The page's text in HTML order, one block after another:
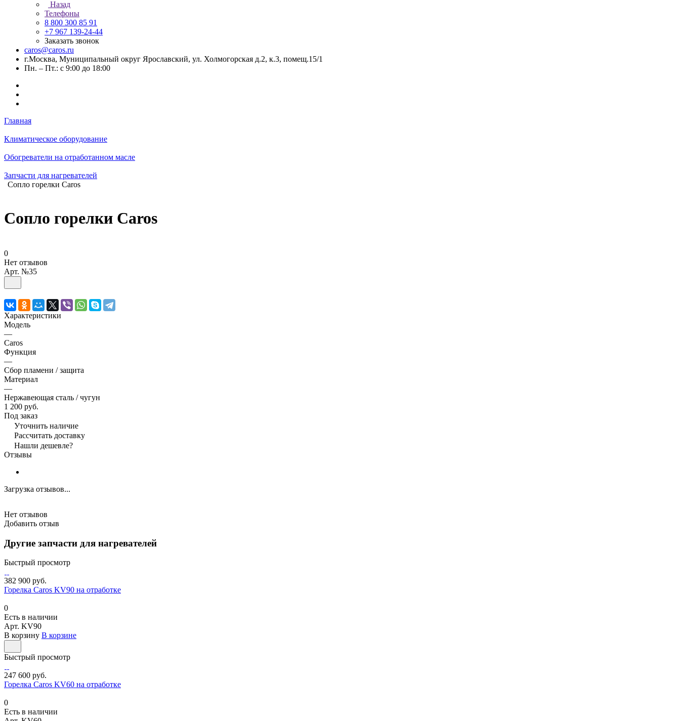
Назад
Телефоны
8 800 300 85 91
+7 967 139-24-44
Заказать звонок
caros@caros.ru
г.Москва, Муниципальный округ Ярославский, ул. Холмогорская д.2, к.3, помещ.15/1
Пн. – Пт.: с 9:00 до 18:00
Главная
Климатическое оборудование
Обогреватели на отработанном масле
Запчасти для нагревателей
Сопло горелки Caros
Сопло горелки Caros
0
Нет отзывов
Арт. №35
Характеристики
Модель
—
Caros
Функция
—
Сбор пламени / защита
Материал
—
Нержавеющая сталь / чугун
1 200 руб.
Под заказ
Уточнить наличие
Рассчитать доставку
Нашли дешевле?
Отзывы
Загрузка отзывов...
Нет отзывов
Добавить отзыв
Другие запчасти для нагревателей
Быстрый просмотр
382 900 руб.
Горелка Caros KV90 на отработке
0
Есть в наличии
Арт. KV90
В корзину В корзине
Быстрый просмотр
247 600 руб.
Горелка Caros KV60 на отработке
0
Есть в наличии